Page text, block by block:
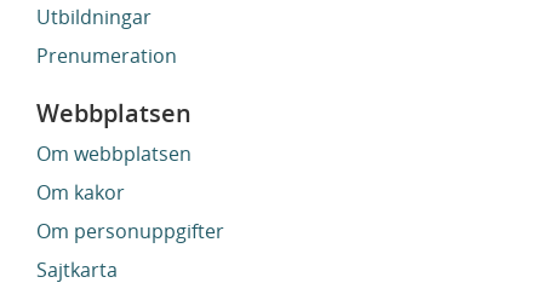
Utbildningar
Prenumeration
Webbplatsen
Om webbplatsen
Om kakor
Om personuppgifter
Sajtkarta